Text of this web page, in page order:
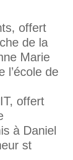
offert
de la
Marie
l’école de
offert
à Daniel
st